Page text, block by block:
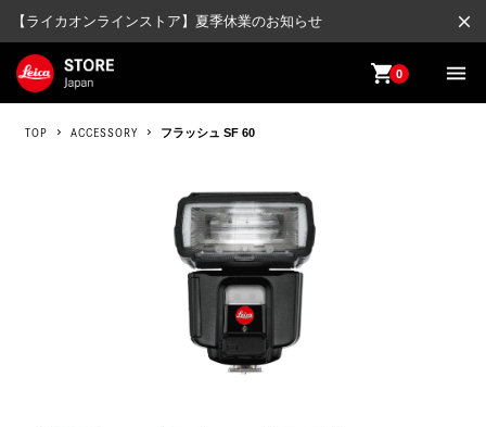
【ライカオンラインストア】夏季休業のお知らせ close
shopping_cart0 menu
TOP ACCESSORY フラッシュ SF 60